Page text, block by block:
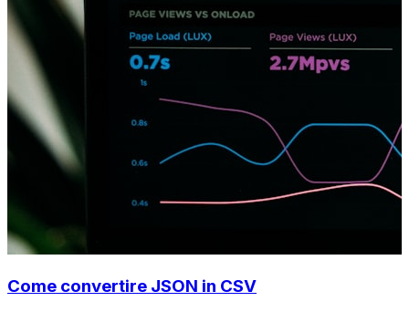
Come convertire JSON in CSV